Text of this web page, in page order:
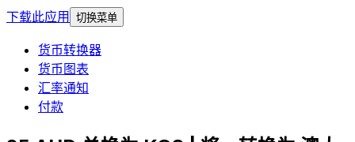
下载此应用
切换菜单
货币转换器
货币图表
汇率通知
付款